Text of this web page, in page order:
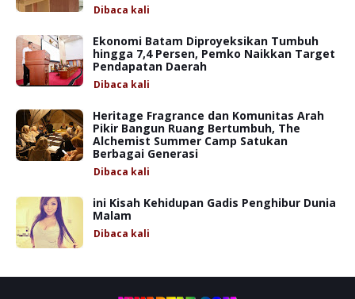
Dibaca kali
Ekonomi Batam Diproyeksikan Tumbuh
hingga 7,4 Persen, Pemko Naikkan Target
Pendapatan Daerah
Dibaca kali
Heritage Fragrance dan Komunitas Arah
Pikir Bangun Ruang Bertumbuh, The
Alchemist Summer Camp Satukan
Berbagai Generasi
Dibaca kali
ini Kisah Kehidupan Gadis Penghibur Dunia
Malam
Dibaca kali